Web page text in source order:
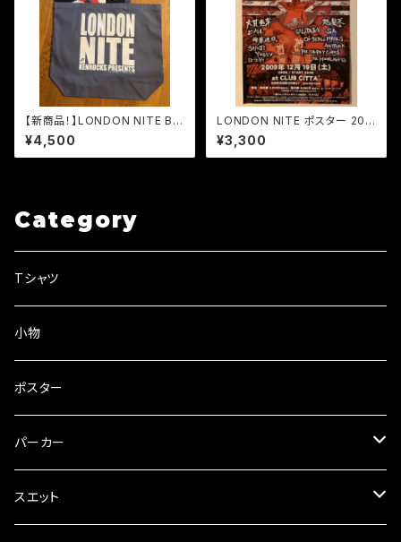
【新商品！】LONDON NITE BI
¥4,500
LONDON NITE ポスター 200
9 X'mas
¥3,300
Category
Tシャツ
小物
ポスター
パーカー
プルオーバー
スエット